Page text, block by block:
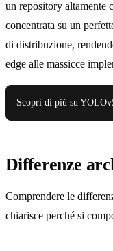
un repository altamente
concentrata su un
di distribuzione,
edge alle massicce
Scopri di più su
Differenze
Comprendere le
chiarisce perché si